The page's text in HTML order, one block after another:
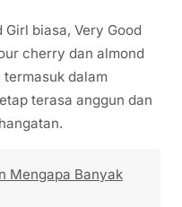
biasa, Very Good
cherry dan almond
dalam
terasa anggun dan
Mengapa Banyak